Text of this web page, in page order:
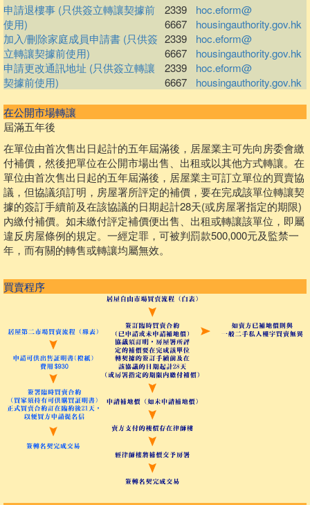
申請退樓事 (只供簽立轉讓契據前
使用)
2339
6667
hoc.eform@
housingauthority.gov.hk
加入/刪除家庭成員申請書 (只供簽
立轉讓契據前使用)
2339
6667
hoc.eform@
housingauthority.gov.hk
申請更改通訊地址 (只供簽立轉讓
契據前使用)
2339
6667
hoc.eform@
housingauthority.gov.hk
在公開市場轉讓
屆滿五年後
在單位由首次售出日起計的五年屆滿後，居屋業主可先向房委會繳
付補價，然後把單位在公開市場出售、出租或以其他方式轉讓。在
單位由首次售出日起的五年屆滿後，居屋業主可訂立單位的買賣協
議，但協議須訂明，房屋署所評定的補價，要在完成該單位轉讓契
據的簽訂手續前及在該協議的日期起計28天(或房屋署指定的期限)
內繳付補價。如未繳付評定補價便出售、出租或轉讓該單位，即屬
違反房屋條例的規定。一經定罪，可被判罰款500,000元及監禁一
年，而有關的轉售或轉讓均屬無效。
買賣程序